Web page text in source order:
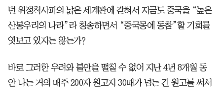
던 위정척사파의 낡은 세계관에 갇혀서 지금도 중국을 “높은
산봉우리의 나라”라 칭송하면서 “중국몽에 동참”할 기회를
엿보고 있지는 않는가?
바로 그러한 우려와 불안을 떨칠 수 없어 지난 4년 8개월 동
안 나는 거의 매주 200자 원고지 30매가 넘는 긴 원고를 써서